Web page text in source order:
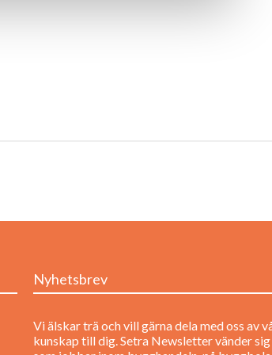
Nyhetsbrev
Vi älskar trä och vill gärna dela med oss av
kunskap till dig. Setra Newsletter vänder